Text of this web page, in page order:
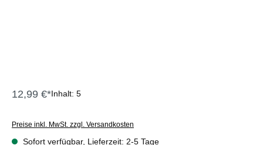
12,99 €*Inhalt: 5
Preise inkl. MwSt. zzgl. Versandkosten
Sofort verfügbar, Lieferzeit: 2-5 Tage